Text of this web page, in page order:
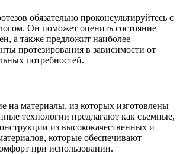
обязательно проконсультируйтесь с
Он поможет оценить состояние
а также предложит наиболее
протезирования в зависимости от
потребностей.
на материалы, из которых изготовлены
технологии предлагают как съемные,
из высококачественных и
которые обеспечивают
при использовании.